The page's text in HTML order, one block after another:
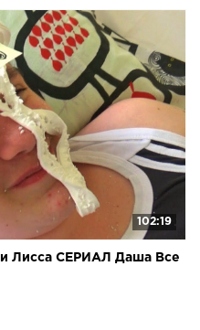
102:19
Лисса СЕРИАЛ Даша Все